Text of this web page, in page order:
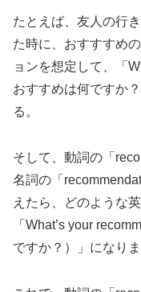
たとえば、友人の行
た時に、おすすすめ
ョンを想定して、「
おすすめは何ですか
る。
そして、動詞の「
名詞の「
えたら、どのような
「What’s your
ですか？）」になりま